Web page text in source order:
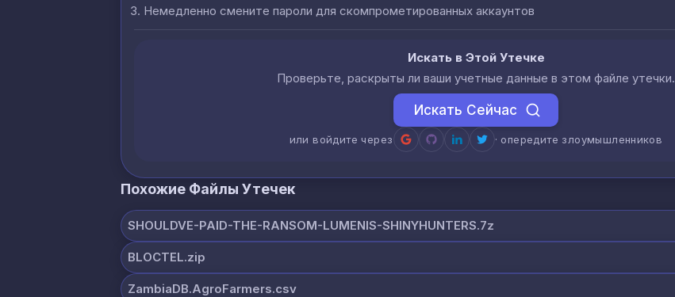
Немедленно смените пароли для скомпрометированных аккаунтов
Искать в Этой Утечке
Проверьте, раскрыты ли ваши учетные данные в этом файле утечки.
Искать Сейчас
или войдите через · опередите злоумышленников
Похожие Файлы Утечек
SHOULDVE-PAID-THE-RANSOM-LUMENIS-SHINYHUNTERS.7z
BLOCTEL.zip
ZambiaDB.AgroFarmers.csv